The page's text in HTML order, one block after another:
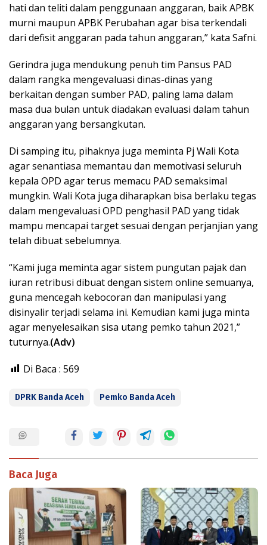
hati dan teliti dalam penggunaan anggaran, baik APBK
murni maupun APBK Perubahan agar bisa terkendali
dari defisit anggaran pada tahun anggaran,” kata Safni.
Gerindra juga mendukung penuh tim Pansus PAD
dalam rangka mengevaluasi dinas-dinas yang
berkaitan dengan sumber PAD, paling lama dalam
masa dua bulan untuk diadakan evaluasi dalam tahun
anggaran yang bersangkutan.
Di samping itu, pihaknya juga meminta Pj Wali Kota
agar senantiasa memantau dan memotivasi seluruh
kepala OPD agar terus memacu PAD semaksimal
mungkin. Wali Kota juga diharapkan bisa berlaku tegas
dalam mengevaluasi OPD penghasil PAD yang tidak
mampu mencapai target sesuai dengan perjanjian yang
telah dibuat sebelumnya.
“Kami juga meminta agar sistem pungutan pajak dan
iuran retribusi dibuat dengan sistem online semuanya,
guna mencegah kebocoran dan manipulasi yang
disinyalir terjadi selama ini. Kemudian kami juga minta
agar menyelesaikan sisa utang pemko tahun 2021,”
tuturnya.(Adv)
Di Baca : 569
DPRK Banda Aceh Pemko Banda Aceh
Baca Juga